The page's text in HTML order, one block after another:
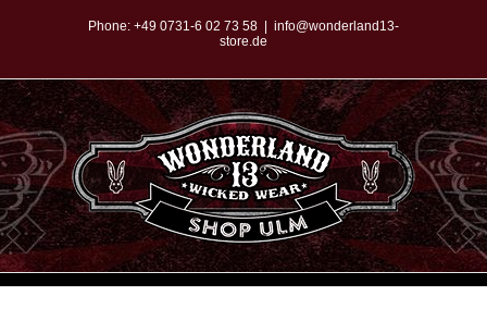
springen
Phone: +49 0731-6 02 73 58
info@wonderland13-
store.de